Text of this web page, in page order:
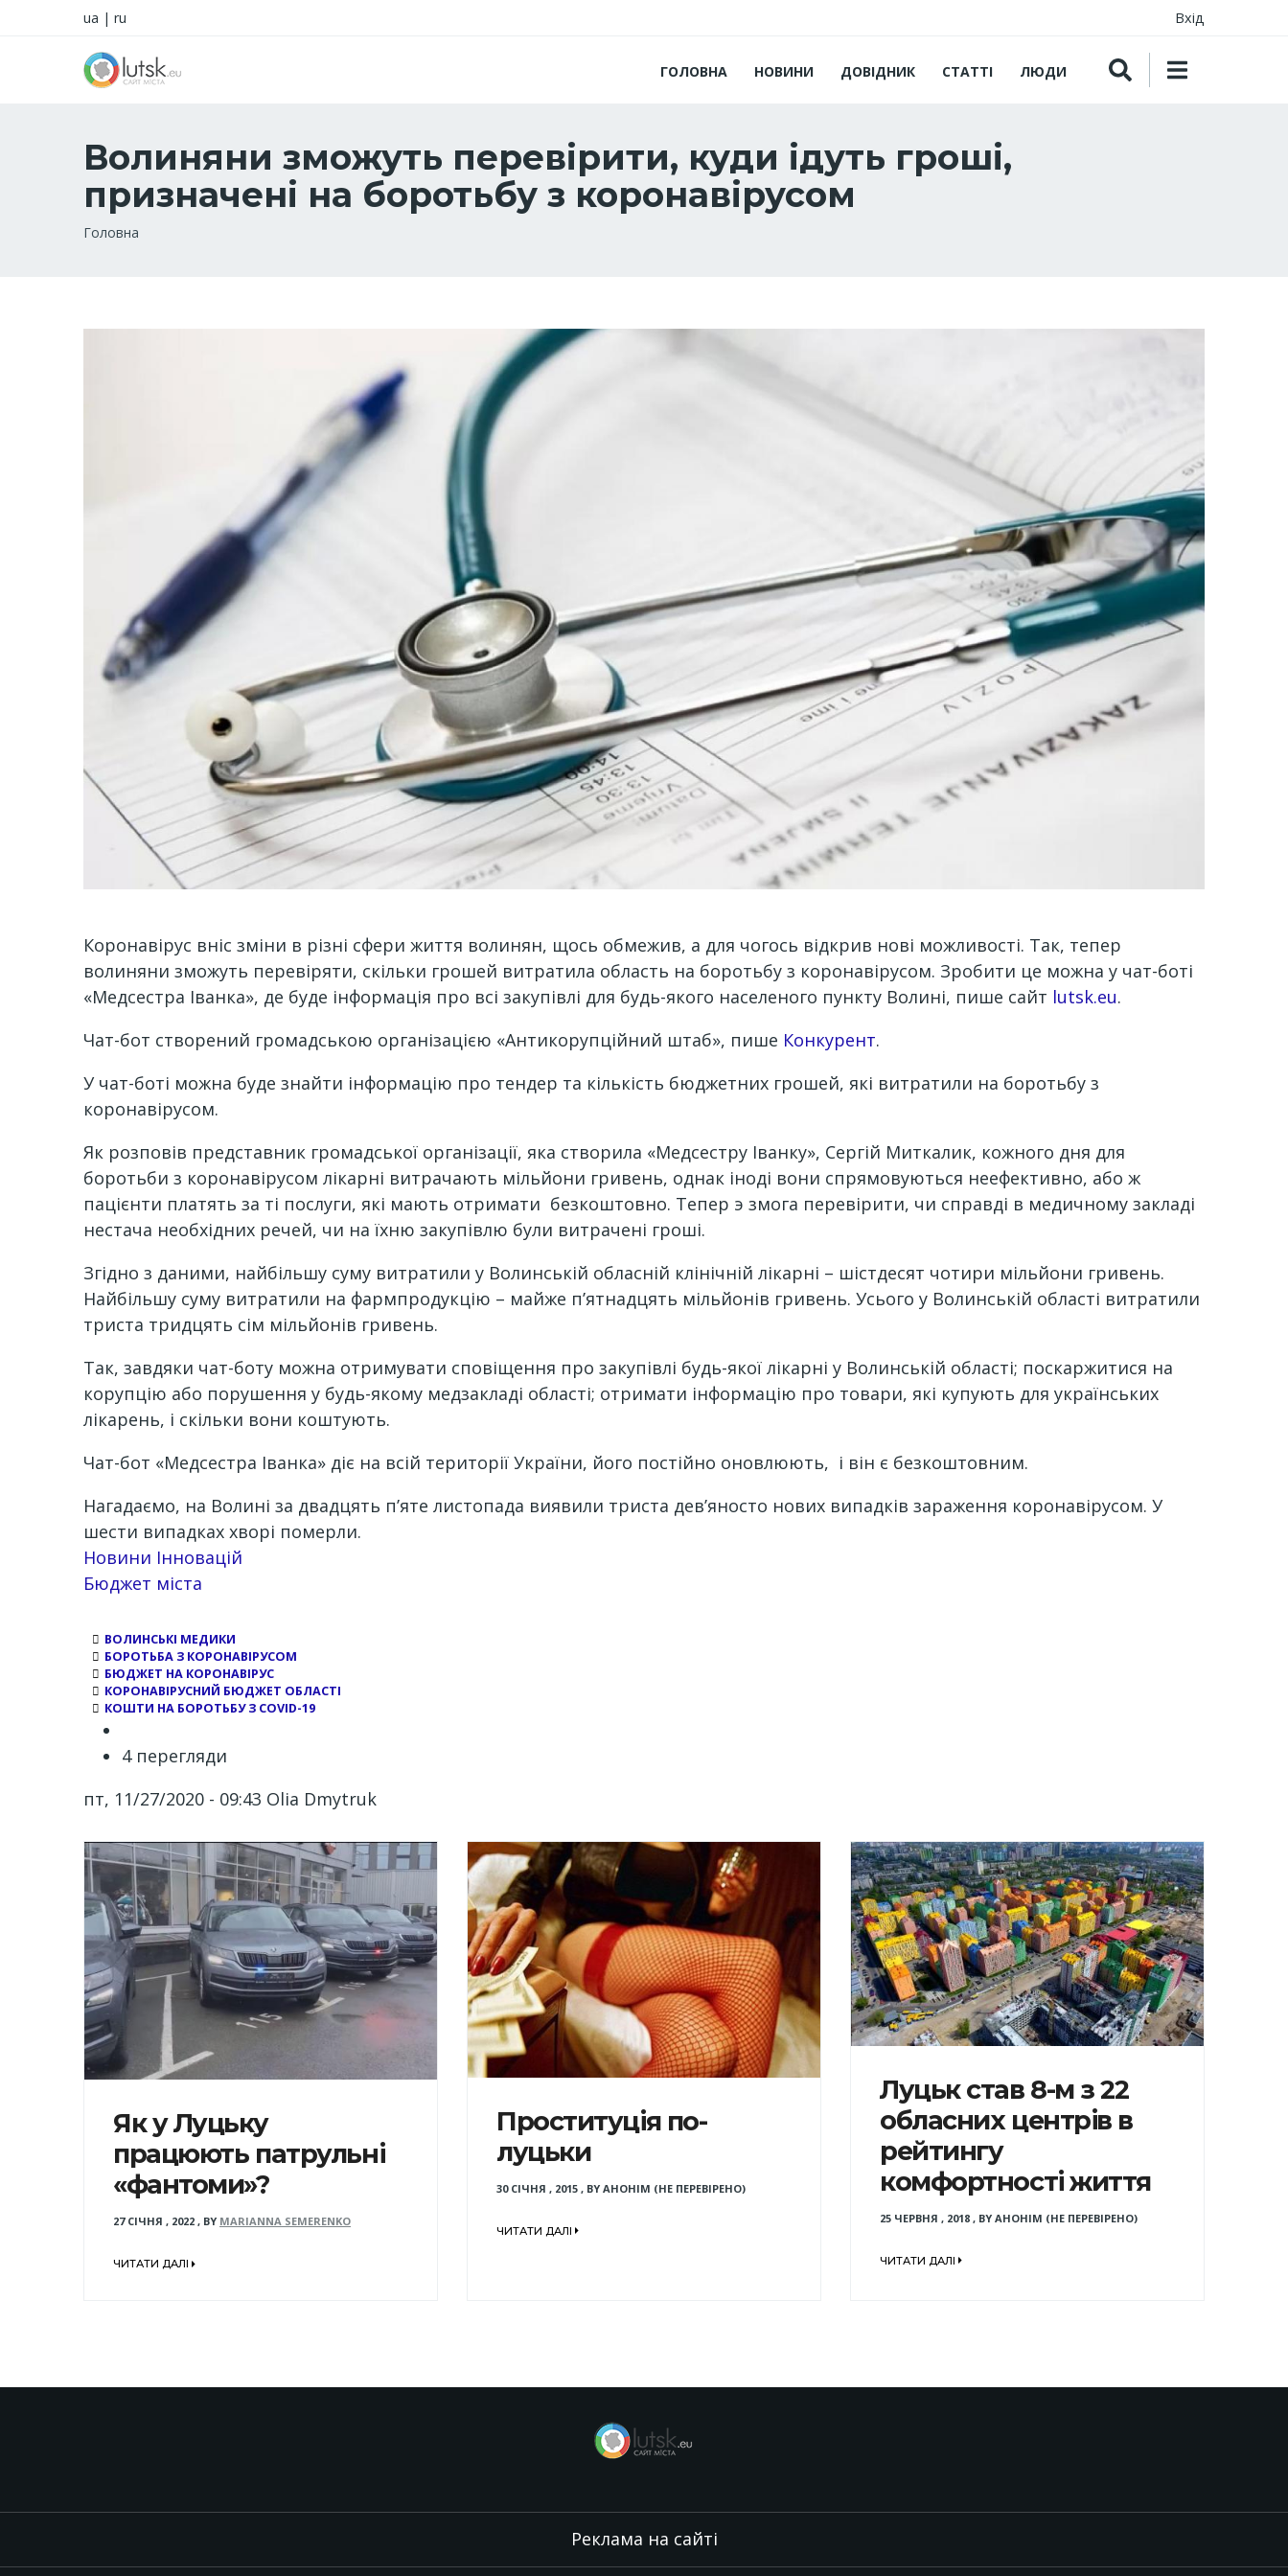
ua | ru Вхід
ГОЛОВНА НОВИНИ ДОВІДНИК СТАТТІ ЛЮДИ
Волиняни зможуть перевірити, куди ідуть гроші,
призначені на боротьбу з коронавірусом
Рядок
Головна
Коронавірус вніс зміни в різні сфери життя волинян, щось обмежив, а для чогось відкрив нові можливості. Так, тепер
волиняни зможуть перевіряти, скільки грошей витратила область на боротьбу з коронавірусом. Зробити це можна у чат-боті
«Медсестра Іванка», де буде інформація про всі закупівлі для будь-якого населеного пункту Волині, пише сайт lutsk.eu.
Чат-бот створений громадською організацією «Антикорупційний штаб», пише Конкурент.
У чат-боті можна буде знайти інформацію про тендер та кількість бюджетних грошей, які витратили на боротьбу з
коронавірусом.
Як розповів представник громадської організації, яка створила «Медсестру Іванку», Сергій Миткалик, кожного дня для
боротьби з коронавірусом лікарні витрачають мільйони гривень, однак іноді вони спрямовуються неефективно, або ж
пацієнти платять за ті послуги, які мають отримати безкоштовно. Тепер э змога перевірити, чи справді в медичному закладі
нестача необхідних речей, чи на їхню закупівлю були витрачені гроші.
Згідно з даними, найбільшу суму витратили у Волинській обласній клінічній лікарні – шістдесят чотири мільйони гривень.
Найбільшу суму витратили на фармпродукцію – майже п’ятнадцять мільйонів гривень. Усього у Волинській області витратили
триста тридцять сім мільйонів гривень.
Так, завдяки чат-боту можна отримувати сповіщення про закупівлі будь-якої лікарні у Волинській області; поскаржитися на
корупцію або порушення у будь-якому медзакладі області; отримати інформацію про товари, які купують для українських
лікарень, і скільки вони коштують.
Чат-бот «Медсестра Іванка» діє на всій території України, його постійно оновлюють, і він є безкоштовним.
Нагадаємо, на Волині за двадцять п’яте листопада виявили триста дев’яносто нових випадків зараження коронавірусом. У
шести випадках хворі померли.
Новини Інновацій
Бюджет міста
ВОЛИНСЬКІ МЕДИКИ
БОРОТЬБА З КОРОНАВІРУСОМ
БЮДЖЕТ НА КОРОНАВІРУС
КОРОНАВІРУСНИЙ БЮДЖЕТ ОБЛАСТІ
КОШТИ НА БОРОТЬБУ З COVID-19
4 перегляди
пт, 11/27/2020 - 09:43 Olia Dmytruk
Як у Луцьку
працюють патрульні
«фантоми»?
27 СІЧНЯ , 2022 , BY MARIANNA SEMERENKO
ЧИТАТИ ДАЛІ
Проституція по-
луцьки
30 СІЧНЯ , 2015, BY АНОНІМ (НЕ ПЕРЕВІРЕНО)
ЧИТАТИ ДАЛІ
Луцьк став 8-м з 22
обласних центрів в
рейтингу
комфортності життя
25 ЧЕРВНЯ , 2018, BY АНОНІМ (НЕ ПЕРЕВІРЕНО)
ЧИТАТИ ДАЛІ
Реклама на сайті